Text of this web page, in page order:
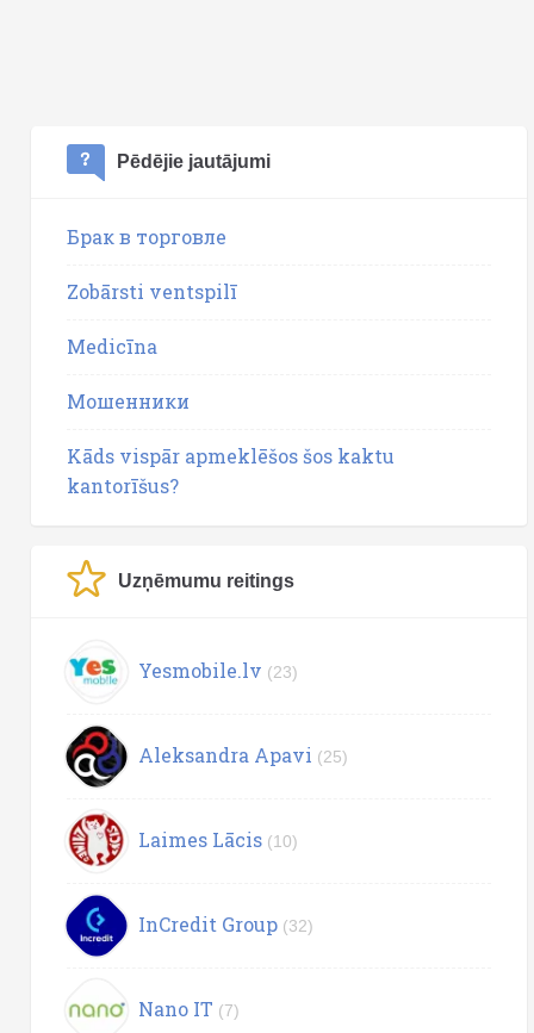
Pēdējie jautājumi
Брак в торговле
Zobārsti ventspilī
Medicīna
Мошенники
Kāds vispār apmeklēšos šos kaktu
kantorīšus?
Uzņēmumu reitings
Yesmobile.lv (23)
Aleksandra Apavi (25)
Laimes Lācis (10)
InCredit Group (32)
Nano IT (7)